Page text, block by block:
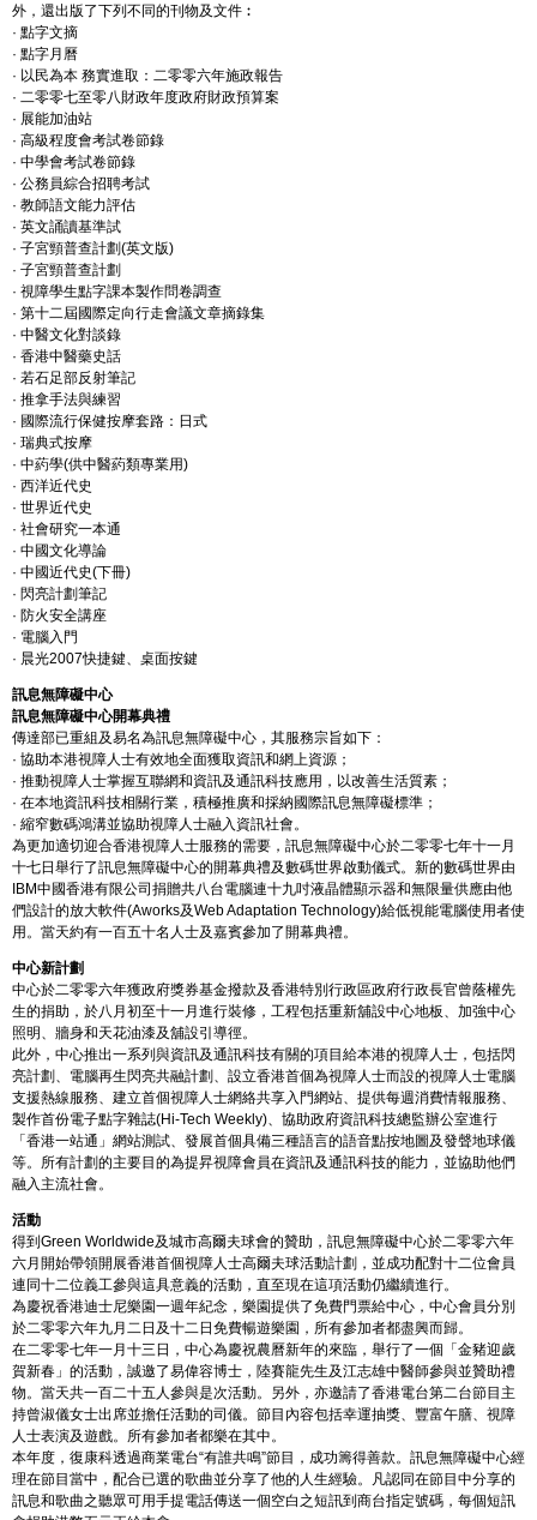
外，還出版了下列不同的刊物及文件︰
· 點字文摘
· 點字月曆
· 以民為本 務實進取：二零零六年施政報告
· 二零零七至零八財政年度政府財政預算案
· 展能加油站
· 高級程度會考試卷節錄
· 中學會考試卷節錄
· 公務員綜合招聘考試
· 教師語文能力評估
· 英文誦讀基準試
· 子宮頸普查計劃(英文版)
· 子宮頸普查計劃
· 視障學生點字課本製作問卷調查
· 第十二屆國際定向行走會議文章摘錄集
· 中醫文化對談錄
· 香港中醫藥史話
· 若石足部反射筆記
· 推拿手法與練習
· 國際流行保健按摩套路：日式
· 瑞典式按摩
· 中葯學(供中醫葯類專業用)
· 西洋近代史
· 世界近代史
· 社會研究一本通
· 中國文化導論
· 中國近代史(下冊)
· 閃亮計劃筆記
· 防火安全講座
· 電腦入門
· 晨光2007快捷鍵、桌面按鍵
訊息無障礙中心
訊息無障礙中心開幕典禮
傳達部已重組及易名為訊息無障礙中心，其服務宗旨如下：
· 協助本港視障人士有效地全面獲取資訊和網上資源；
· 推動視障人士掌握互聯網和資訊及通訊科技應用，以改善生活質素；
· 在本地資訊科技相關行業，積極推廣和採納國際訊息無障礙標準；
· 縮窄數碼鴻溝並協助視障人士融入資訊社會。
為更加適切迎合香港視障人士服務的需要，訊息無障礙中心於二零零七年十一月
十七日舉行了訊息無障礙中心的開幕典禮及數碼世界啟動儀式。新的數碼世界由
IBM中國香港有限公司捐贈共八台電腦連十九吋液晶體顯示器和無限量供應由他
們設計的放大軟件(Aworks及Web Adaptation Technology)給低視能電腦使用者使
用。當天約有一百五十名人士及嘉賓參加了開幕典禮。
中心新計劃
中心於二零零六年獲政府獎券基金撥款及香港特別行政區政府行政長官曾蔭權先
生的捐助，於八月初至十一月進行裝修，工程包括重新舖設中心地板、加強中心
照明、牆身和天花油漆及舖設引導徑。
此外，中心推出一系列與資訊及通訊科技有關的項目給本港的視障人士，包括閃
亮計劃、電腦再生閃亮共融計劃、設立香港首個為視障人士而設的視障人士電腦
支援熱線服務、建立首個視障人士網絡共享入門網站、提供每週消費情報服務、
製作首份電子點字雜誌(Hi-Tech Weekly)、協助政府資訊科技總監辦公室進行
「香港一站通」網站測試、發展首個具備三種語言的語音點按地圖及發聲地球儀
等。所有計劃的主要目的為提昇視障會員在資訊及通訊科技的能力，並協助他們
融入主流社會。
活動
得到Green Worldwide及城市高爾夫球會的贊助，訊息無障礙中心於二零零六年
六月開始帶領開展香港首個視障人士高爾夫球活動計劃，並成功配對十二位會員
連同十二位義工參與這具意義的活動，直至現在這項活動仍繼續進行。
為慶祝香港迪士尼樂園一週年紀念，樂園提供了免費門票給中心，中心會員分別
於二零零六年九月二日及十二日免費暢遊樂園，所有參加者都盡興而歸。
在二零零七年一月十三日，中心為慶祝農曆新年的來臨，舉行了一個「金豬迎歲
賀新春」的活動，誠邀了易偉容博士，陸賽龍先生及江志雄中醫師參與並贊助禮
物。當天共一百二十五人參與是次活動。另外，亦邀請了香港電台第二台節目主
持曾淑儀女士出席並擔任活動的司儀。節目內容包括幸運抽獎、豐富午膳、視障
人士表演及遊戲。所有參加者都樂在其中。
本年度，復康科透過商業電台“有誰共鳴”節目，成功籌得善款。訊息無障礙中心經
理在節目當中，配合已選的歌曲並分享了他的人生經驗。凡認同在節目中分享的
訊息和歌曲之聽眾可用手提電話傳送一個空白之短訊到商台指定號碼，每個短訊